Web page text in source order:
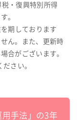
・復興特別所得
。
期しております
ん。また、更新時
合がございます。
さい。
手法」の3年